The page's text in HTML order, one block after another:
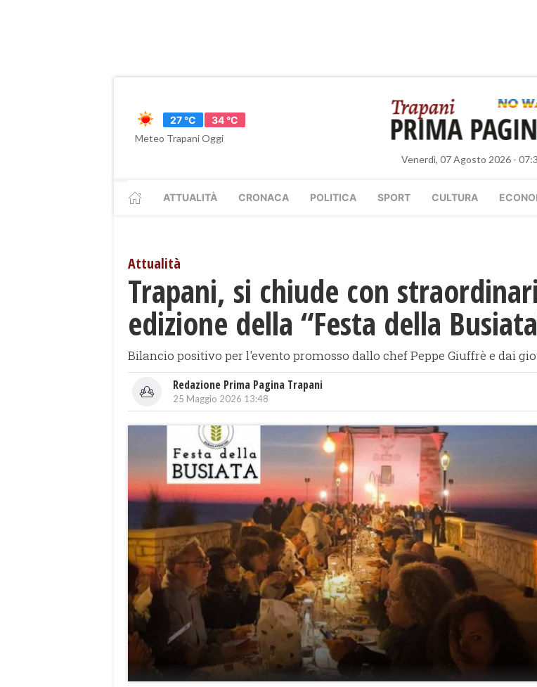
27 °C
34 °C
Meteo Trapani Oggi
Venerdì, 07 Agosto 2026 -
ATTUALITÀ CRONACA POLITICA SPORT CULTURA
Attualità
Trapani, si chiude con
edizione della “Festa della
Bilancio positivo per l'evento promosso dallo chef Peppe Giuffrè e dai
Redazione Prima Pagina Trapani
25 Maggio 2026 13:48